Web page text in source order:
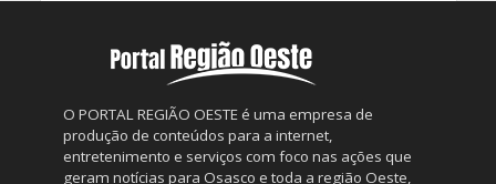
O PORTAL REGIÃO OESTE é uma empresa de
produção de conteúdos para a internet,
entretenimento e serviços com foco nas ações que
geram notícias para Osasco e toda a região Oeste,